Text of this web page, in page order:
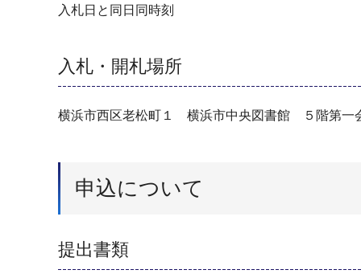
入札日と同日同時刻
入札・開札場所
横浜市西区老松町１ 横浜市中央図書館 ５階第一
申込について
提出書類